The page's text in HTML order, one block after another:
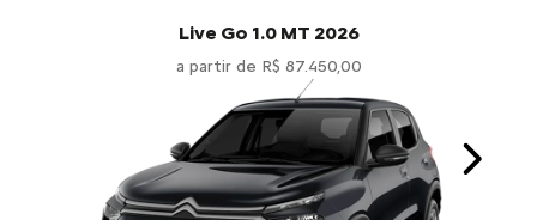
Live Go 1.0 MT 2026
a partir de R$ 87.450,00
Next